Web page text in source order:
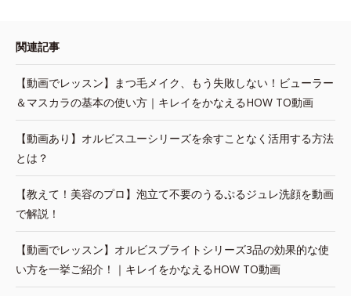
関連記事
【動画でレッスン】まつ毛メイク、もう失敗しない！ビューラー
＆マスカラの基本の使い方｜キレイをかなえるHOW TO動画
【動画あり】オルビスユーシリーズを余すことなく活用する方法
とは？
【教えて！美容のプロ】泡立て不要のうるぷるジュレ洗顔を動画
で解説！
【動画でレッスン】オルビスブライトシリーズ3品の効果的な使
い方を一挙ご紹介！｜キレイをかなえるHOW TO動画